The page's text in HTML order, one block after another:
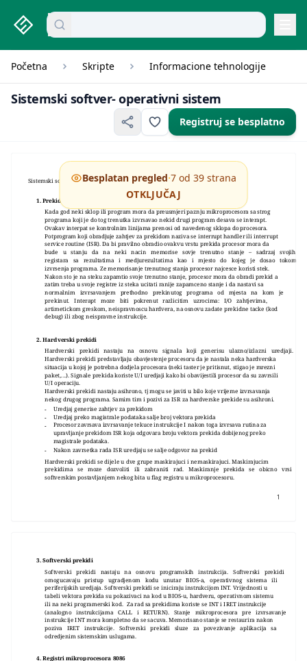
studenti.rs home page
Pretraži dokumente
Početna Skripte Informacione tehnologije
Sistemski softver- operativni sistem
Registruj se besplatno
Sistemski softver
1. Prekidi (interrupts) str 64.
Kada god neki sklop ili program mora da preusmjeri paznju mikroprocesora sa strog
programa koji je do tog trenutka izvrsavao nekid drugi program desava se interapt.
Ovakav interpat se kontrolnim linijama prenosi od navedenog sklopa do procesora.
Potprogram koji obradjuje zahtjev za prekidom naziva se interrupt handler ili interrupt
service routine (ISR). Da bi pravilno obradio ovakvu vrstu prekida procesor mora da
bude u stanju da na neki nacin memorise sovje trenutno stanje – sadrzaj svojih
registara sa rezultatima i medjurezultatima kao i mjesto do kojeg je dosao tokom
izvrsenja programa. Ze memorisanje trenutnog stanja procesor najcesce koristi stek.
Nakon sto je na steku zapamtio svoje trenutno stanje, procesor mora da obradi prekid a
zatim treba u svoje registre iz steka ucitati ranije zapamceno stanje i da nastavi sa
normalnim izvrsavanjem prethodno prekinutog programa od mjesta na kom je
prekinut. Interapt moze biti pokrenut razlicitim uzrocima: I/O zahtjevima,
artimetickom greskom, neispravnoscu hardvera, na osnovu zadate prekidne tacke (kod
debug) ili zbog neispravne instrukcije.
2. Hardverski prekidi
Hardverski prekidi nastaju na osnovu signala koji generisu ulazno/izlazni uredjaji.
Hardverski prekidi predstavljaju obavjestenje procesoru da je nastala neka hardverska
situacija u kojoj je potrebna dodjela procesora (neki taster je pritisnut, stigao je mrezni
paket,...). Signale prekida koriste U/I uredjaji kako bi obavijestili procesor da su zavrsili
U/I operaciju.
Hardverski prekidi nastaju asihrono, tj mogu se javiti u bilo koje vrijeme izvrsavanja
nekog drugog programa. Samim tim i pozivi za ISR za hardverske prekide su asihroni.
-
Uredjaj generise zahtjev za prekidom
-
Uredjaj preko magistrale podataka salje broj vektora prekida
-
Procesor zavrsava izvrsavanje tekuce instrukcije I nakon toga izvrsava rutina za
upravljanje prekidom ISR koja odgovara broju vektora prekida dobijenog preko
magistrale podataka.
-
Nakon zavrsetka rada ISR uredjaju se salje odgovor na prekid
Hardverski prekidi se dijele u dve grupe maskirajuci i nemaskirajuci. Maskirajucim
prekidima se moze dozvoliti ili zabraniti rad. Maskiranje prekida se obicno vrsi
softverskim postavljanjem nekog bita u flag registru u mikroprocesoru.
1
3. Softverski prekidi
Softverski prekidi nastaju na osnovu programskih instrukcija. Softverski prekidi
omogucavaju pristup ugradjenom kodu unutar BIOS-a, operativnog sistema ili
periferijskih uredjaja. Softverski prekidi se iniciraju instrukcijom INT. Vrijednosti u
tabeli vektora prekida su pokazivaci na kod u BIOS-u, hardveru, operativnom sistemu
ili na neki programerski kod. Za rad sa prekidima koriste se INT i IRET instrukcije
(analogno instrukcijama CALL i RETURN). Stanje mikroprocesora pre izvrsavanje
instrukcije INT mora kompletno da se sacuva. Memorisano stanje se restaurira nakon
poziva IRET instrukcije. Softverski prekidi sluze za povezivanje aplikacija sa
odredjenim sistemskim uslugama.
4. Registri mikroprocesora 8086
Besplatan pregled·7 od 39 strana
OTKLJUČAJ